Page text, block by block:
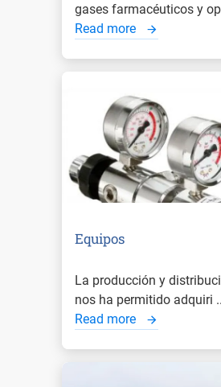
gases farmacéuticos y
Read more
Equipos
La producción y
nos ha permitido adquiri
Read more